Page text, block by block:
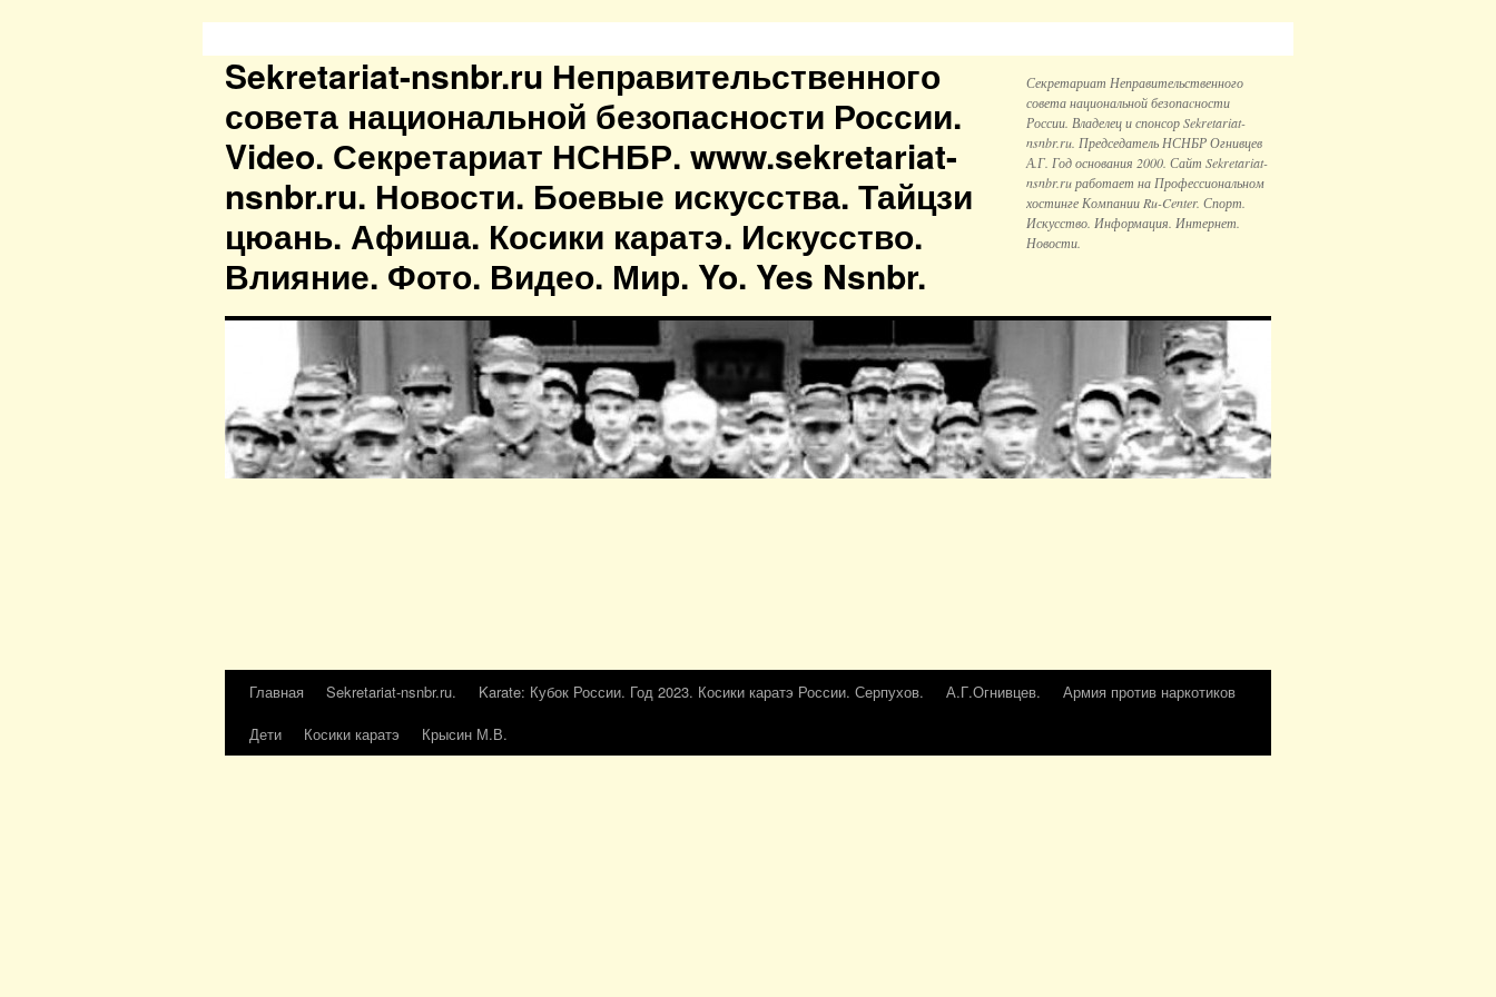
Sekretariat-nsnbr.ru Неправительственного
совета национальной безопасности России.
Video. Секретариат НСНБР. www.sekretariat-
nsnbr.ru. Новости. Боевые искусства. Тайцзи
цюань. Афиша. Косики каратэ. Искусство.
Влияние. Фото. Видео. Мир. Yo. Yes Nsnbr.
Секретариат Неправительственного
совета национальной безопаcности
России. Владелец и спонсор Sekretariat-
nsnbr.ru. Председатель НСНБР Огнивцев
А.Г. Год основания 2000. Сайт Sekretariat-
nsnbr.ru работает на Профессиональном
хостинге Компании Ru-Center. Спорт.
Искусство. Информация. Интернет.
Новости.
Главная Sekretariat-nsnbr.ru. Karate: Кубок России. Год 2023. Косики каратэ России. Серпухов. А.Г.Огнивцев.
Армия против наркотиков
Дети
Косики каратэ Крысин М.В.